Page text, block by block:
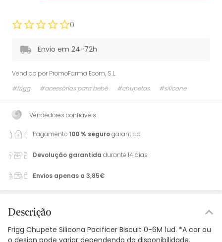
0
Envio em 24-72h
Vendido por PromoFarma Ecom, S.L.
#frigg
#acessórios para bebé #chupetas #silicone
Vendedores confiáveis
Pagamento100 % segurogarantido
Devolução garantida durante 14 dias
Envios apenas a 3,85€
Descrição
Frigg Chupete Silicona Pacificer Biscuit 0-6M 1ud. *A cor ou
o design pode variar dependendo da disponibilidade.